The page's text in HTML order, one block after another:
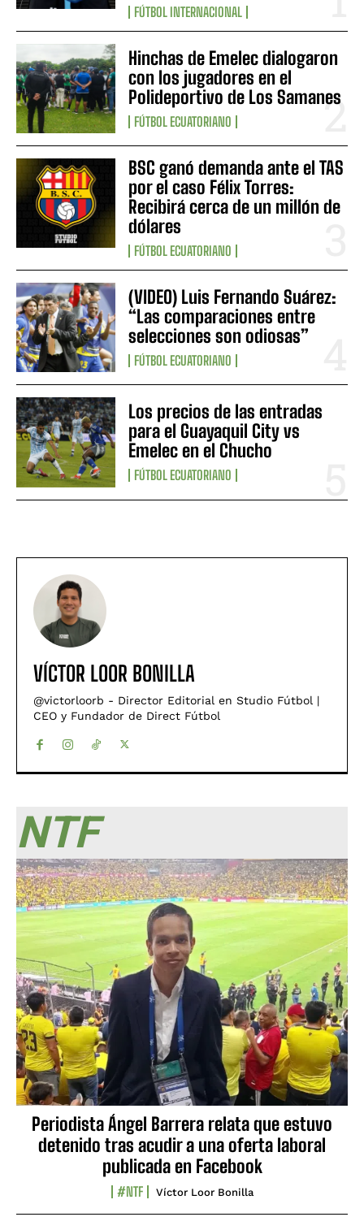
FÚTBOL INTERNACIONAL
Hinchas de Emelec dialogaron
con los jugadores en el
Polideportivo de Los Samanes
FÚTBOL ECUATORIANO
BSC ganó demanda ante el TAS
por el caso Félix Torres:
Recibirá cerca de un millón de
dólares
FÚTBOL ECUATORIANO
(VIDEO) Luis Fernando Suárez:
“Las comparaciones entre
selecciones son odiosas”
FÚTBOL ECUATORIANO
Los precios de las entradas
para el Guayaquil City vs
Emelec en el Chucho
FÚTBOL ECUATORIANO
VÍCTOR LOOR BONILLA
@victorloorb - Director Editorial en Studio Fútbol |
CEO y Fundador de Direct Fútbol
NTF
Periodista Ángel Barrera relata que estuvo
detenido tras acudir a una oferta laboral
publicada en Facebook
#NTF Víctor Loor Bonilla